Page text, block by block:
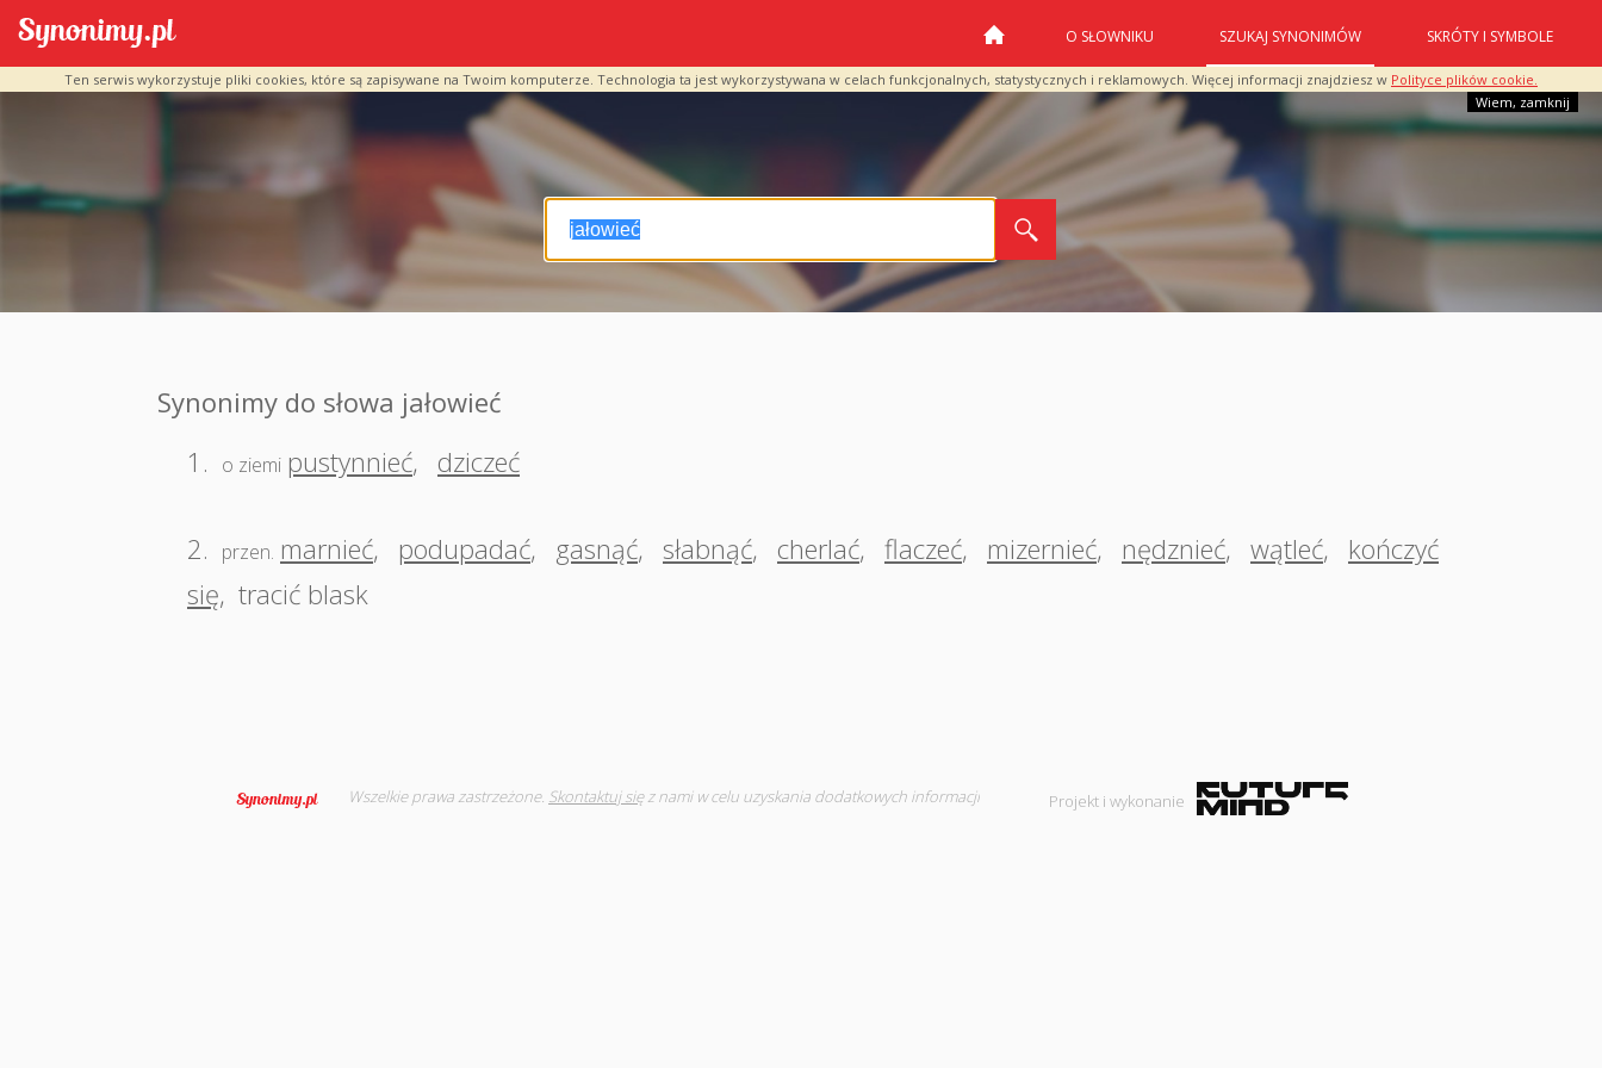
Ten serwis wykorzystuje pliki cookies, które są zapisywane na Twoim komputerze. Technologia ta jest wykorzystywana w celach funkcjonalnych, statystycznych i reklamowych. Więcej informacji znajdziesz w Polityce plików cookie.
Wiem, zamknij
O SŁOWNIKU SZUKAJ SYNONIMÓW SKRÓTY I SYMBOLE
Synonimy do słowa jałowieć
1.
o ziemi pustynnieć, dziczeć
2. przen. marnieć, podupadać, gasnąć, słabnąć, cherlać, flaczeć, mizernieć, nędznieć, wątleć,
kończyć
się, tracić blask
Wszelkie prawa zastrzeżone. Skontaktuj sięz nami w celu uzyskania dodatkowych informacji Projekt i wykonanie